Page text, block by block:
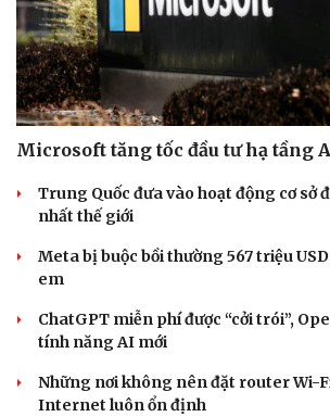
Microsoft tăng tốc đầu tư hạ tầng
Trung Quốc đưa vào hoạt động cơ sở
nhất thế giới
Meta bị buộc bồi thường 567 triệu
em
ChatGPT miễn phí được “cởi trói”,
tính năng AI mới
Những nơi không nên đặt router Wi-
Internet luôn ổn định